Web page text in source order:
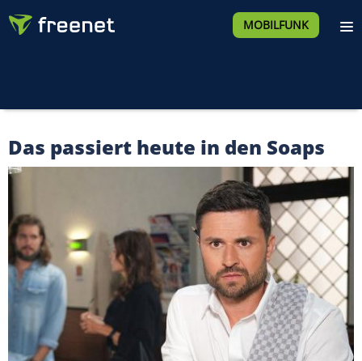
MOBILFUNK
Das passiert heute in den Soaps